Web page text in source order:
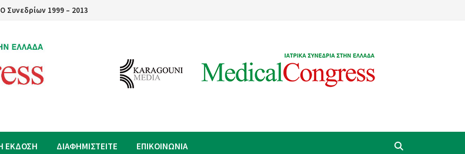
Συνεδρίων 1999 – 2013
ΕΚΔΟΣΗ ΔΙΑΦΗΜΙΣΤΕΙΤΕ ΕΠΙΚΟΙΝΩΝΙΑ